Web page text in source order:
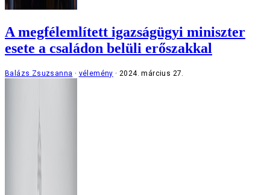
A megfélemlített igazságügyi miniszter
esete a családon belüli erőszakkal
Balázs Zsuzsanna vélemény 2024. március 27.